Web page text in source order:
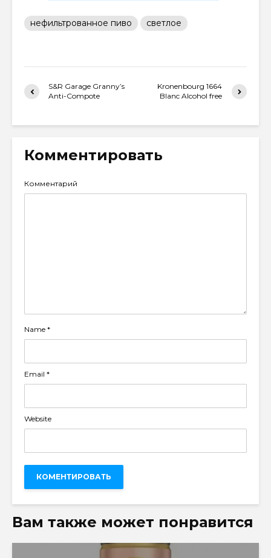
нефильтрованное пиво светлое
S&R Garage Granny’s
Anti-Compote
Kronenbourg 1664
Blanc Alcohol free
Комментировать
Комментарий
Name *
Email *
Website
Вам также может понравится